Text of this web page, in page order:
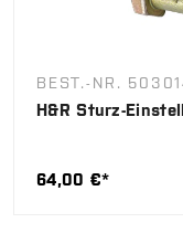
BEST.-NR.
H&R Sturz-
64,00 €*